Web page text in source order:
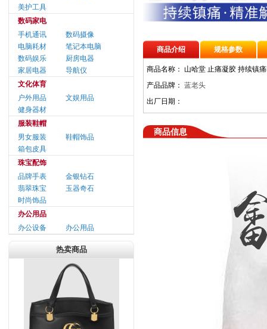
美护工具
数码家电
手机通讯
数码摄像
电脑耗材
笔记本电脑
数码娱乐
厨房电器
家居电器
导航仪
文化体育
户外用品
文娱用品
健身器材
服装鞋帽
男女服装
鞋帽饰品
箱包皮具
珠宝配饰
品牌手表
金银钻石
翡翠珠宝
玉器奇石
时尚饰品
办公用品
办公设备
办公用品
热卖商品
商品介绍 规格参数
商品名称：
山哈堂 止痛凝胶 持续镇
产品品牌： 蓝老头
出厂日期：
商品信息